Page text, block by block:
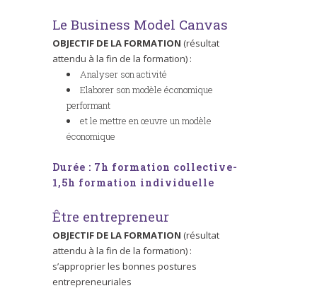
Le Business Model Canvas
OBJECTIF DE LA FORMATION (résultat
attendu à la fin de la formation) :
Analyser son activité
Elaborer son modèle économique
performant
et le mettre en œuvre un modèle
économique
Durée : 7h formation collective-
1,5h formation individuelle
Être entrepreneur
OBJECTIF DE LA FORMATION (résultat
attendu à la fin de la formation) :
s’approprier les bonnes postures
entrepreneuriales